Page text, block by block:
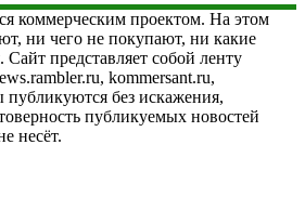
коммерческим проектом. На этом
ни чего не покупают, ни какие
представляет собой ленту
kommersant.ru,
без искажения,
публикуемых новостей
несёт.